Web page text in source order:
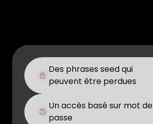
Des phrases seed qui
peuvent être perdues
Un accès basé sur mot de
passe